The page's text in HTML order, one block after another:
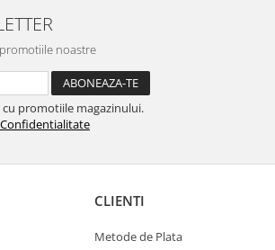
noastre
promotiile magazinului.
CLIENTI
Metode de Plata